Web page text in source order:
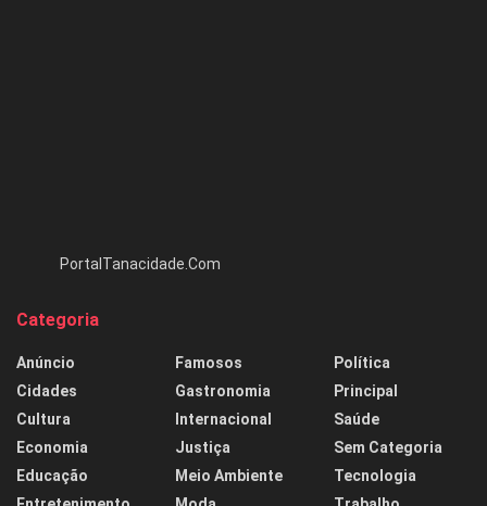
PortalTanacidade.Com
Categoria
Anúncio
Cidades
Cultura
Economia
Educação
Famosos
Gastronomia
Internacional
Justiça
Meio Ambiente
Política
Principal
Saúde
Sem Categoria
Tecnologia